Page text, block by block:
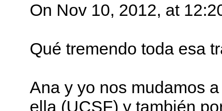
On Nov 10, 2012, at
Qué tremendo toda esa
Ana y yo nos mudamos
ella (UCSF) y también